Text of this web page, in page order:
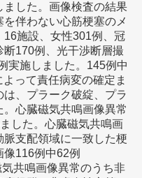
した。画像検査の結果
伴わない心筋梗塞のメ
16施設、女性301例、冠
170例、光干渉断層撮
実施しました。145例中
って責任病変の確定ま
、プラーク破綻、プラ
心臓磁気共鳴画像異常
した。心臓磁気共鳴画
支配領域に一致した梗
116例中62例
気共鳴画像異常のうち非